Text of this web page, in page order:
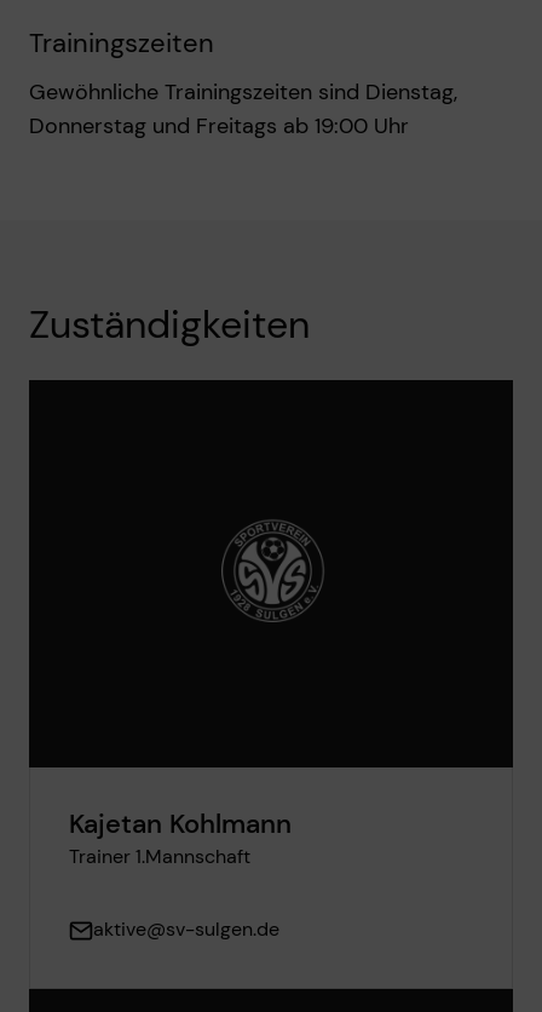
Trainingszeiten
Gewöhnliche Trainingszeiten sind Dienstag,
Donnerstag und Freitags ab 19:00 Uhr
Zuständigkeiten
Kajetan Kohlmann
Trainer 1.Mannschaft
aktive@sv-sulgen.de